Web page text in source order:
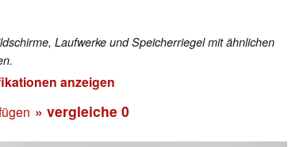
Laufwerke und Speicherriegel mit ähnlichen
anzeigen
» vergleiche 0